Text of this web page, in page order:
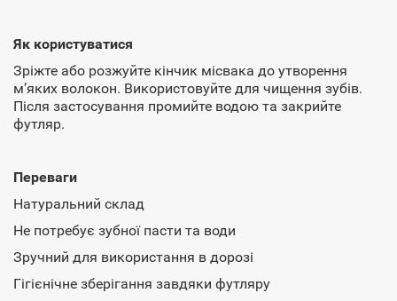
Як користуватися
Зріжте або розжуйте кінчик місвака до утворення
м’яких волокон. Використовуйте для чищення зубів.
Після застосування промийте водою та закрийте
футляр.
Переваги
Натуральний склад
Не потребує зубної пасти та води
Зручний для використання в дорозі
Гігієнічне зберігання завдяки футляру